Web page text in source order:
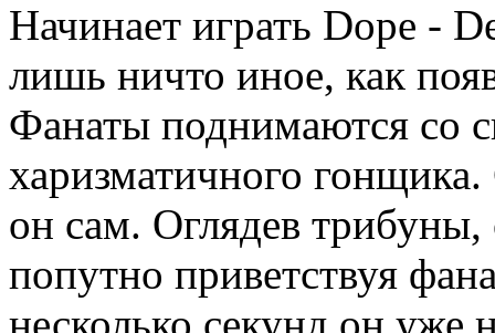
Начинает играть Dope -
лишь ничто иное, как
Фанаты поднимаются со
харизматичного
он сам. Оглядев трибуны,
попутно приветствуя